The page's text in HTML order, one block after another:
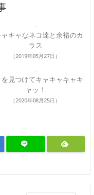
ャキャなネコ達と余裕のカ
ラス
（2019年05月27日）
見つけてキャキャキャキ
ャッ！
（2020年08月25日）